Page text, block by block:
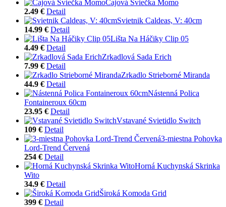
Čajová Sviečka Momo
2.49 € Detail
Svietnik Caldeas, V: 40cm
14.99 € Detail
Lišta Na Háčiky Clip 05
4.49 € Detail
Zrkadlová Sada Erich
7.99 € Detail
Zrkadlo Strieborné Miranda
44.9 € Detail
Nástenná Polica
Fontaineroux 60cm
23.95 € Detail
Vstavané Svietidlo Switch
109 € Detail
3-miestna Pohovka
Lord-Trend Červená
254 € Detail
Horná Kuchynská Skrinka
Wito
34.9 € Detail
Široká Komoda Grid
399 € Detail